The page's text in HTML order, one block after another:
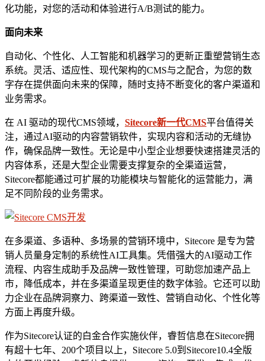
化功能，对您的活动和体验进行A/B测试的能力。
面向未来
自动化、个性化、人工智能和机器学习的更新正重塑营销生态
系统。灵活、适应性、现代架构的CMS与之配合，为您的数
字存在提供面向未来的保障，随时支持不断变化的客户渠道和
业务需求。
在 AI 驱动的现代CMS领域， Sitecore新一代CMS平台值得关
注，通过AI驱动的内容营销软件，实现内容和活动的无缝协
作，确保品牌一致性。无论是中小型企业想要快速搭建灵活的
内容体系，还是大型企业需要支撑复杂的全渠道运营，
Sitecore都能通过可扩展的功能模块与智能化的运营能力，满
足不同阶段的业务需求。
在多渠道、多语种、多场景的营销环境中，Sitecore 是专为营
销人员量身定制的系统性AI工具集。凭借强大的AI驱动工作
流程、内容生成助手及品牌一致性管理，可助您加速产品上
市，降低成本，并在多渠道呈现更佳的数字体验。它还可以助
力企业在品牌洞察力、跨渠道一致性、营销自动化、个性化等
方面上再度升级。
作为Sitecore认证的白金合作实施伙伴，睿哲信息在Sitecore拥
有超十七年、200个项目以上，Sitecore 5.0到Sitecore10.4全版